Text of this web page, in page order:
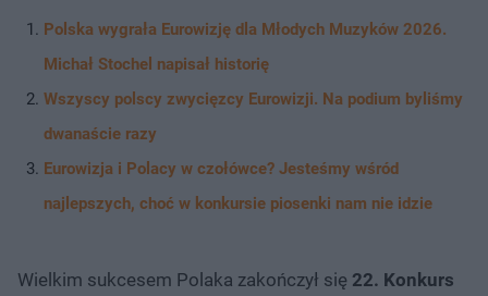
Polska wygrała Eurowizję dla Młodych Muzyków 2026.
Michał Stochel napisał historię
Wszyscy polscy zwycięzcy Eurowizji. Na podium byliśmy
dwanaście razy
Eurowizja i Polacy w czołówce? Jesteśmy wśród
najlepszych, choć w konkursie piosenki nam nie idzie
Wielkim sukcesem Polaka zakończył się 22. Konkurs